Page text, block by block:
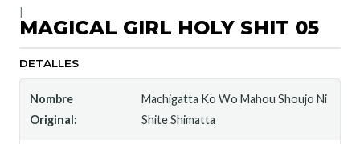
MAGICAL GIRL HOLY SHIT 05
DETALLES
Nombre
Original:
Machigatta Ko Wo Mahou Shoujo Ni
Shite Shimatta